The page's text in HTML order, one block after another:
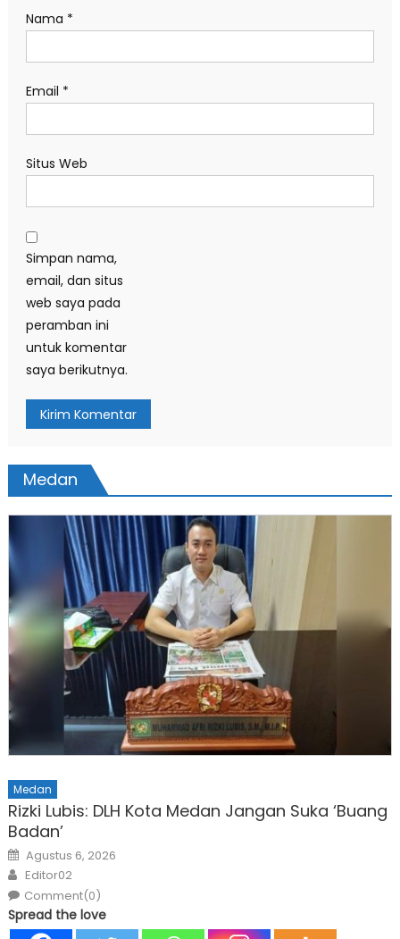
Nama *
Email *
Situs Web
Simpan nama,
email, dan situs
web saya pada
peramban ini
untuk komentar
saya berikutnya.
Medan
Medan
Rizki Lubis: DLH Kota Medan Jangan Suka ‘Buang
Badan’
Posted
on
Agustus 6, 2026
Author
Editor02
Comment(0)
Spread the love